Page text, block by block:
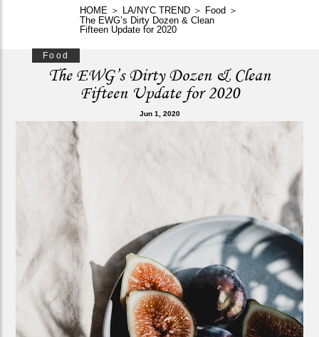
HOME ＞ LA/NYC TREND ＞ Food ＞
The EWG’s Dirty Dozen & Clean
Fifteen Update for 2020
Food
The EWG’s Dirty Dozen & Clean
Fifteen Update for 2020
Jun 1, 2020